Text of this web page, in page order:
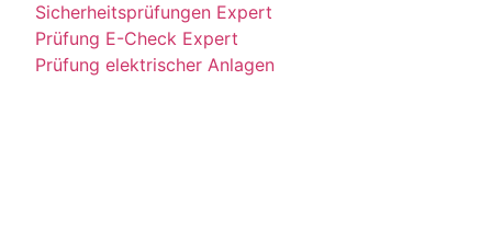
Sicherheitsprüfungen Expert
Prüfung E-Check Expert
Prüfung elektrischer Anlagen